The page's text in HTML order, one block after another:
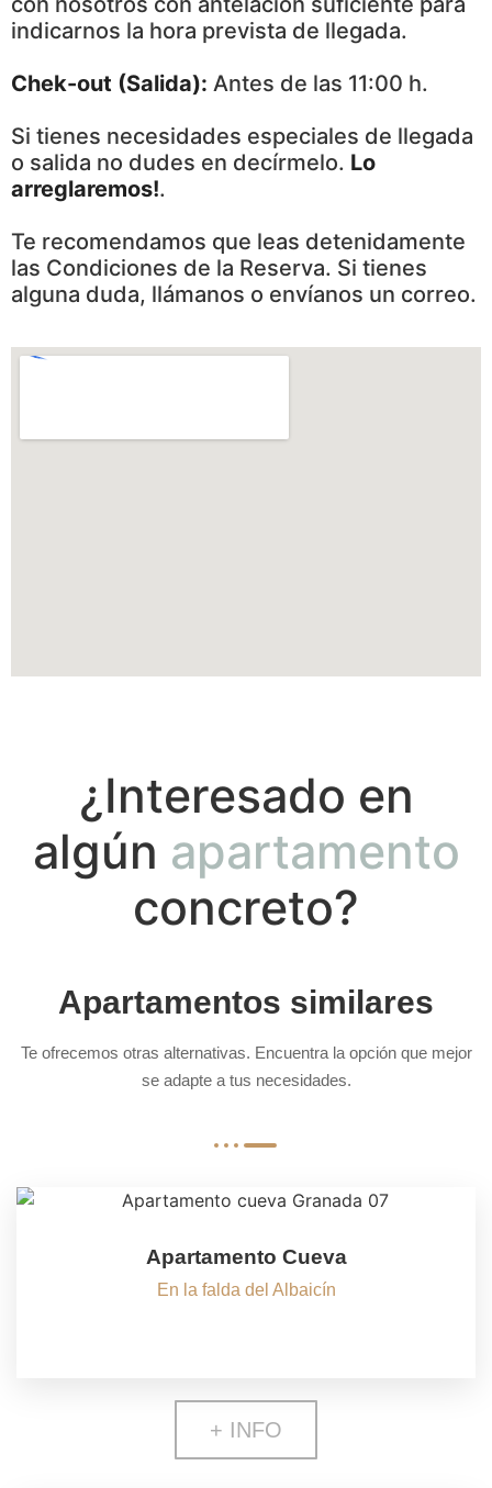
indicarnos la hora prevista de llegada.
Chek-out (Salida): Antes de las 11:00 h.
Si tienes necesidades especiales de llegada
o salida no dudes en decírmelo. Lo
arreglaremos!.
Te recomendamos que leas detenidamente
las Condiciones de la Reserva. Si tienes
alguna duda, llámanos o envíanos un correo.
¿Interesado en
algún apartamento
concreto?
Apartamentos similares
Te ofrecemos otras alternativas. Encuentra la opción que mejor
se adapte a tus necesidades.
Apartamento Cueva
En la falda del Albaicín
+ INFO